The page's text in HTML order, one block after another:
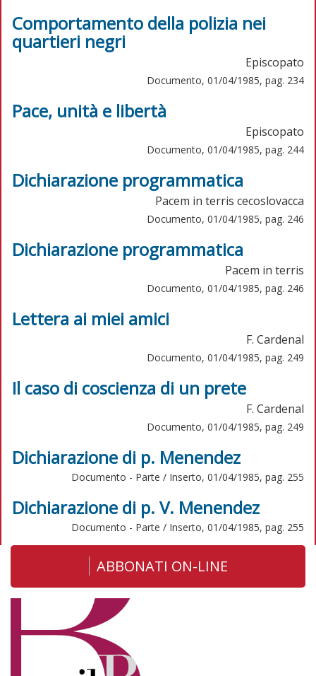
Comportamento della polizia nei
quartieri negri
Episcopato
Documento, 01/04/1985, pag. 234
Pace, unità e libertà
Episcopato
Documento, 01/04/1985, pag. 244
Dichiarazione programmatica
Pacem in terris cecoslovacca
Documento, 01/04/1985, pag. 246
Dichiarazione programmatica
Pacem in terris
Documento, 01/04/1985, pag. 246
Lettera ai miei amici
F. Cardenal
Documento, 01/04/1985, pag. 249
Il caso di coscienza di un prete
F. Cardenal
Documento, 01/04/1985, pag. 249
Dichiarazione di p. Menendez
Documento - Parte / Inserto, 01/04/1985, pag. 255
Dichiarazione di p. V. Menendez
Documento - Parte / Inserto, 01/04/1985, pag. 255
ABBONATI ON-LINE